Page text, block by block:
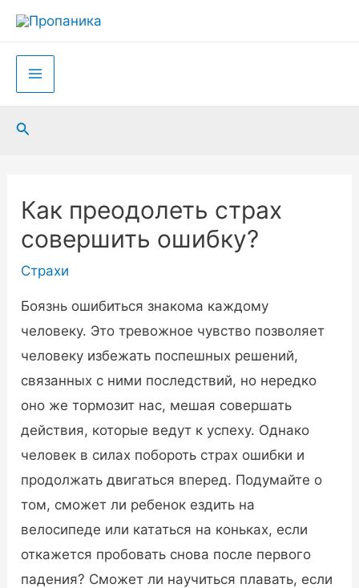
Перейти
содержимому
Main
Menu
Поиск
Как преодолеть страх
совершить ошибку?
Страхи
Боязнь ошибиться знакома каждому
человеку. Это тревожное чувство позволяет
человеку избежать поспешных решений,
связанных с ними последствий, но нередко
оно же тормозит нас, мешая совершать
действия, которые ведут к успеху. Однако
человек в силах побороть страх ошибки и
продолжать двигаться вперед. Подумайте о
том, сможет ли ребенок ездить на
велосипеде или кататься на коньках, если
откажется пробовать снова после первого
падения? Сможет ли научиться плавать, если